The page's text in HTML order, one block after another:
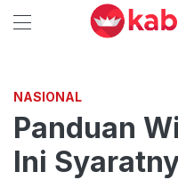
NASIONAL
Panduan
Ini